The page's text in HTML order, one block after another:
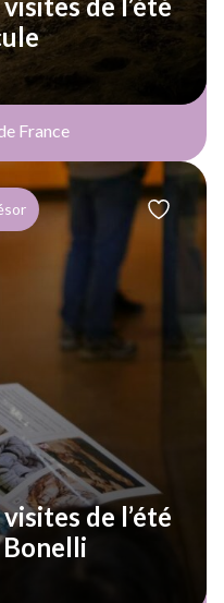
France
de l’été
Bonelli